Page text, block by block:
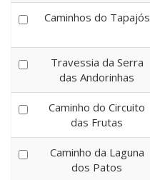
Caminhos do Tapajós
Travessia da Serra
das Andorinhas
Caminho do Circuito
das Frutas
Caminho da Laguna
dos Patos